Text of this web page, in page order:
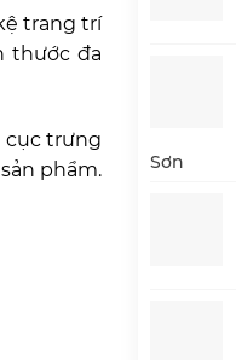
trang trí
thước đa
cục trưng
phẩm.
Sơn